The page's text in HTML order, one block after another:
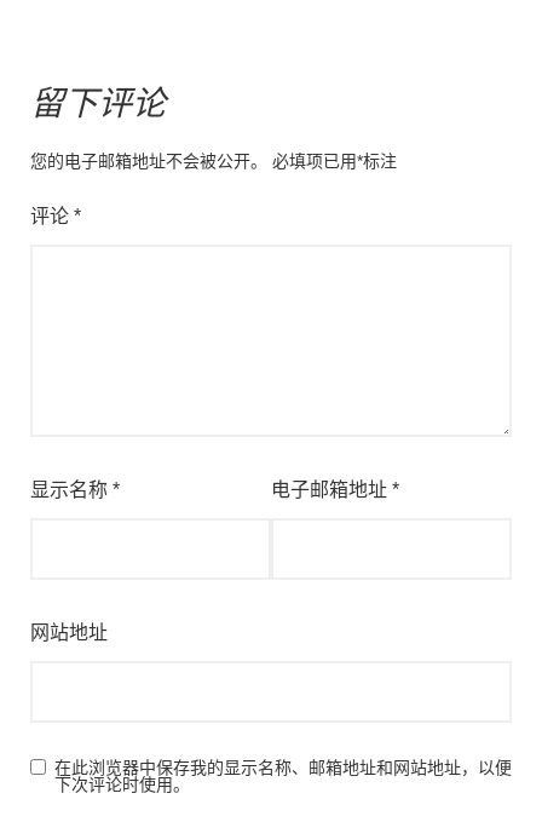
留下评论
您的电子邮箱地址不会被公开。 必填项已用*标注
评论 *
显示名称 * 电子邮箱地址 *
网站地址
在此浏览器中保存我的显示名称、邮箱地址和网站地址，以便
下次评论时使用。